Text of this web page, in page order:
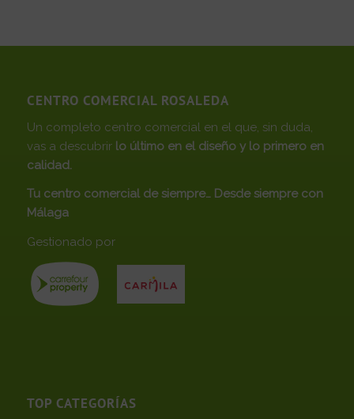
CENTRO COMERCIAL ROSALEDA
Un completo centro comercial en el que, sin duda,
vas a descubrir lo último en el diseño y lo primero en
calidad.
Tu centro comercial de siempre… Desde siempre con
Málaga
Gestionado por
TOP CATEGORÍAS